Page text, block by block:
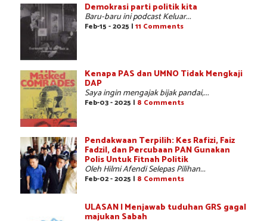
Demokrasi parti politik kita
Baru-baru ini podcast Keluar...
Feb-15 - 2025 | 11 Comments
Kenapa PAS dan UMNO Tidak Mengkaji
DAP
Saya ingin mengajak bijak pandai,...
Feb-03 - 2025 | 8 Comments
Pendakwaan Terpilih: Kes Rafizi, Faiz
Fadzil, dan Percubaan PAN Gunakan
Polis Untuk Fitnah Politik
Oleh Hilmi Afendi Selepas Pilihan...
Feb-02 - 2025 | 8 Comments
ULASAN | Menjawab tuduhan GRS gagal
majukan Sabah